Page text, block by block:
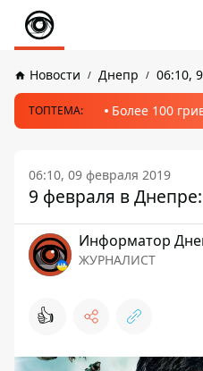
Новости Днепр 06:10,
ТОПТЕМА: Более 100
06:10, 09 февраля 2019
9 февраля в
Информатор
ЖУРНАЛИСТ
👍